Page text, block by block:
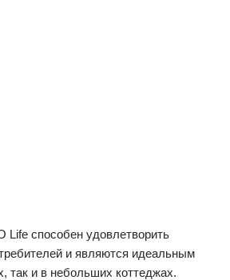
способен удовлетворить
и являются идеальным
так и в небольших коттеджах.